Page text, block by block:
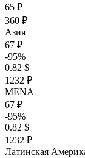
65 ₽
360 ₽
Азия
67 ₽
-95%
0.82 $
1232 ₽
MENA
67 ₽
-95%
0.82 $
1232 ₽
Латинская